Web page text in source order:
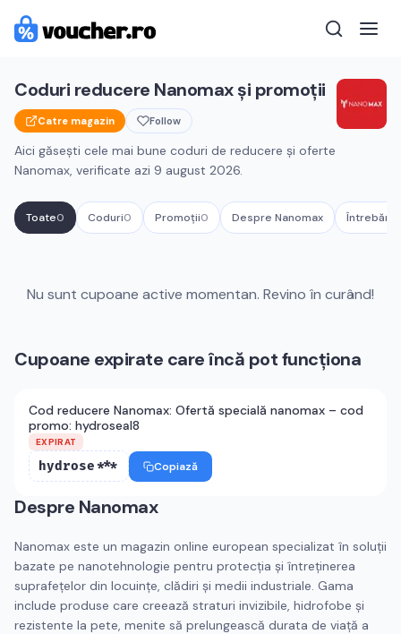
Coduri reducere Nanomaxși promoții
Catre magazin Follow
Aici găsești cele mai bune coduri de reducere și oferte
Nanomax, verificate azi 9 august 2026.
Toate0 Coduri0 Promoții0 Despre Nanomax Întrebări
Nu sunt cupoane active momentan. Revino în curând!
Cupoane expirate care încă pot funcționa
Cod reducere Nanomax: Ofertă specială nanomax – cod
promo: hydroseal8
EXPIRAT
hydrose*** Copiază
Despre Nanomax
Nanomax este un magazin online european specializat în soluții
bazate pe nanotehnologie pentru protecția și întreținerea
suprafețelor din locuințe, clădiri și medii industriale. Gama
include produse care creează straturi invizibile, hidrofobe și
rezistente la pete, menite să prelungească durata de viață a